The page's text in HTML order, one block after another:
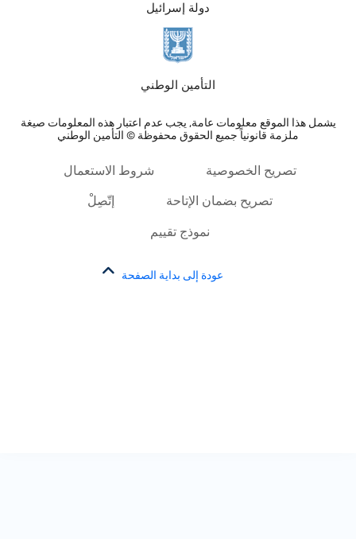
دولة إسرائيل
التأمين الوطني
يشمل هذا الموقع معلومات عامة, يجب عدم اعتبار هذه المعلومات صيغة
ملزمة قانونياً جميع الحقوق محفوظة © التأمين الوطني
تصريح الخصوصية شروط الاستعمال
تصريح بضمان الإتاحة إتّصِلْ
نموذج تقييم
عودة إلى بداية الصفحة